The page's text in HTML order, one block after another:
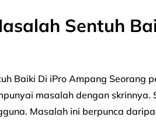
Sentuh
Baiki Di iPro Ampang Seorang
masalah dengan
Masalah ini berpunca